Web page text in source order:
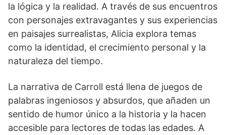
la lógica y la realidad. A través de sus encuentros
con personajes extravagantes y sus experiencias
en paisajes surrealistas, Alicia explora temas
como la identidad, el crecimiento personal y la
naturaleza del tiempo.
La narrativa de Carroll está llena de juegos de
palabras ingeniosos y absurdos, que añaden un
sentido de humor único a la historia y la hacen
accesible para lectores de todas las edades. A